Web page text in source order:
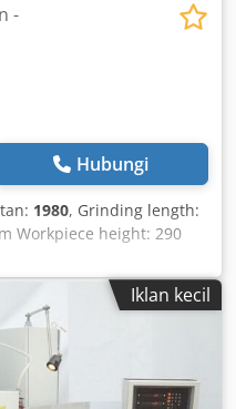
-
Hubungi
1980, Grinding length:
Workpiece height: 290
Technische
- Electrical
relevant parts replaced -
light grey, paintwork in
chuck 500x200
2-axis digital readout for
and Z axes Y-axis with
Iklan kecil